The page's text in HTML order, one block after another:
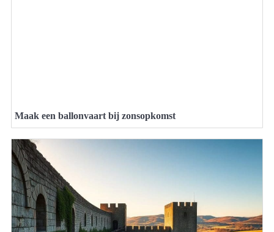
Maak een ballonvaart bij zonsopkomst